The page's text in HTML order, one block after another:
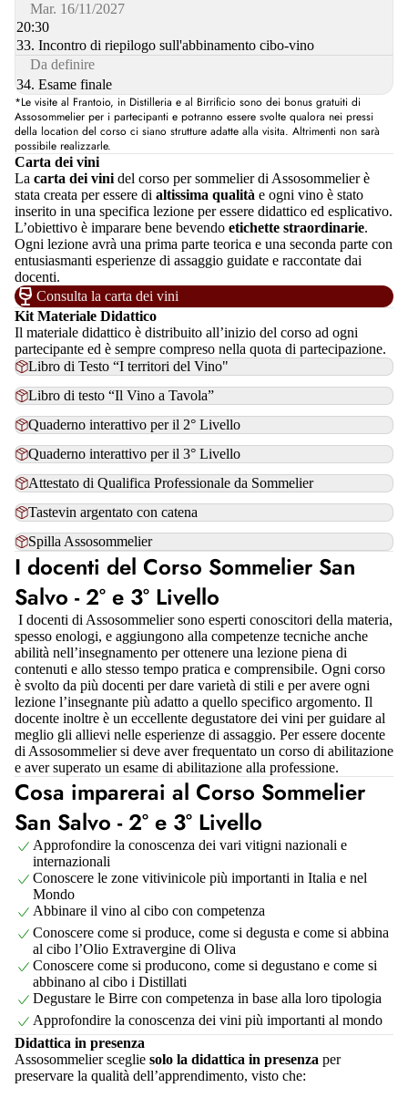
Mar. 16/11/2027
20:30
33. Incontro di riepilogo sull'abbinamento cibo-vino
Da definire
34. Esame finale
*Le visite al Frantoio, in Distilleria e al Birrificio sono dei bonus gratuiti di
Assosommelier per i partecipanti e potranno essere svolte qualora nei pressi
della location del corso ci siano strutture adatte alla visita. Altrimenti non sarà
possibile realizzarle.
Carta dei vini
La carta dei vini del corso per sommelier di Assosommelier è
stata creata per essere di altissima qualità e ogni vino è stato
inserito in una specifica lezione per essere didattico ed esplicativo.
L’obiettivo è imparare bene bevendo etichette straordinarie.
Ogni lezione avrà una prima parte teorica e una seconda parte con
entusiasmanti esperienze di assaggio guidate e raccontate dai
docenti.
Consulta la carta dei vini
Kit Materiale Didattico
Il materiale didattico è distribuito all’inizio del corso ad ogni
partecipante ed è sempre compreso nella quota di partecipazione.
Libro di Testo “I territori del Vino"
Libro di testo “Il Vino a Tavola”
Quaderno interattivo per il 2° Livello
Quaderno interattivo per il 3° Livello
Attestato di Qualifica Professionale da Sommelier
Tastevin argentato con catena
Spilla Assosommelier
I docenti del Corso Sommelier San
Salvo - 2° e 3° Livello
I docenti di Assosommelier sono esperti conoscitori della materia,
spesso enologi, e aggiungono alla competenze tecniche anche
abilità nell’insegnamento per ottenere una lezione piena di
contenuti e allo stesso tempo pratica e comprensibile. Ogni corso
è svolto da più docenti per dare varietà di stili e per avere ogni
lezione l’insegnante più adatto a quello specifico argomento. Il
docente inoltre è un eccellente degustatore dei vini per guidare al
meglio gli allievi nelle esperienze di assaggio. Per essere docente
di Assosommelier si deve aver frequentato un corso di abilitazione
e aver superato un esame di abilitazione alla professione.
Cosa imparerai al Corso Sommelier
San Salvo - 2° e 3° Livello
Approfondire la conoscenza dei vari vitigni nazionali e
internazionali
Conoscere le zone vitivinicole più importanti in Italia e nel
Mondo
Abbinare il vino al cibo con competenza
Conoscere come si produce, come si degusta e come si abbina
al cibo l’Olio Extravergine di Oliva
Conoscere come si producono, come si degustano e come si
abbinano al cibo i Distillati
Degustare le Birre con competenza in base alla loro tipologia
Approfondire la conoscenza dei vini più importanti al mondo
Didattica in presenza
Assosommelier sceglie solo la didattica in presenza per
preservare la qualità dell’apprendimento, visto che: